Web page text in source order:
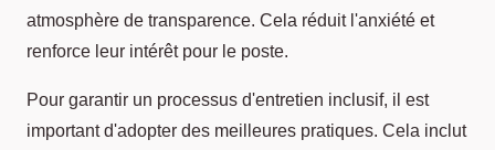
atmosphère de transparence. Cela réduit l'anxiété et
renforce leur intérêt pour le poste.
Pour garantir un processus d'entretien inclusif, il est
important d'adopter des meilleures pratiques. Cela inclut